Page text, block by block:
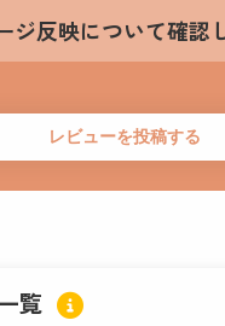
ジ反映について確認
覧